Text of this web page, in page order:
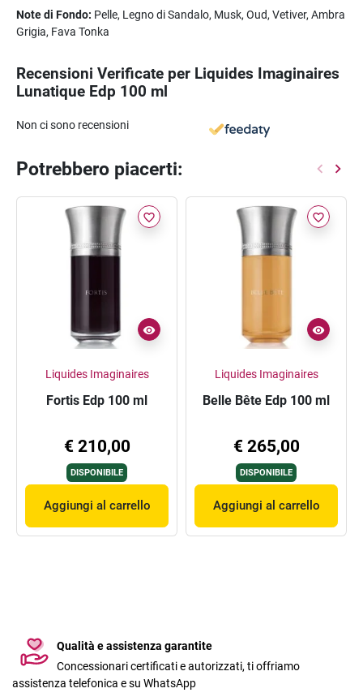
Note di Fondo: Pelle, Legno di Sandalo, Musk, Oud, Vetiver, Ambra
Grigia, Fava Tonka
Recensioni Verificate per Liquides Imaginaires
Lunatique Edp 100 ml
Non ci sono recensioni
Potrebbero piacerti:
favorite_border
Liquides Imaginaires
Fortis Edp 100 ml
€ 210,00
DISPONIBILE
Aggiungi al carrello
favorite_border
Liquides Imaginaires
Belle Bête Edp 100 ml
€ 265,00
DISPONIBILE
Aggiungi al carrello
Qualità e assistenza garantite
Concessionari certificati e autorizzati, ti offriamo
assistenza telefonica e su WhatsApp